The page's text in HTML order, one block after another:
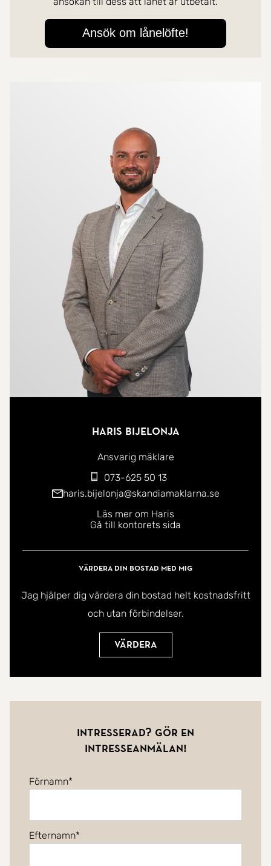
Haris Bijelonja
Ansvarig mäklare
073-625 50 13
haris.bijelonja@skandiamaklarna.se
Läs mer om Haris
Gå till kontorets sida
Värdera din bostad med mig
Jag hjälper dig värdera din bostad helt kostnadsfritt
och utan förbindelser.
Värdera
Intresserad? Gör en
intresseanmälan!
Förnamn
Efternamn